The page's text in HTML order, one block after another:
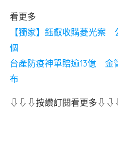
看更多
【獨家】鈺叡收購菱光案
個
台產防疫神單賠逾13億 金
布
⇩⇩⇩按讚訂閱看更多